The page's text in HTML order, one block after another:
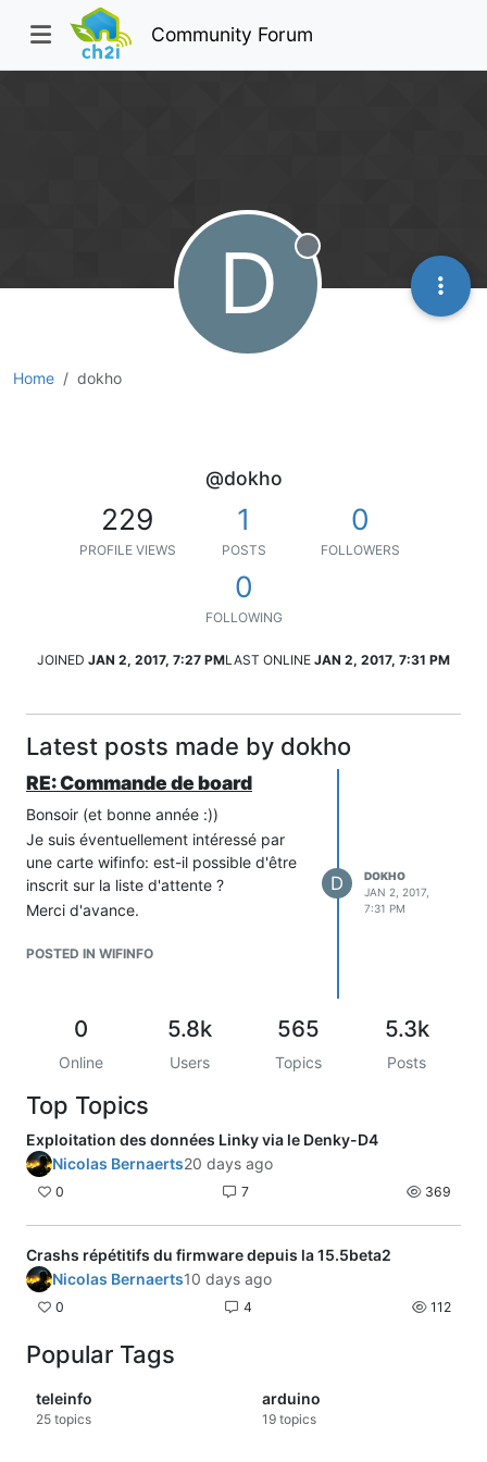
Community Forum
Home dokho
D Offline
@dokho
229
PROFILE VIEWS
1
POSTS
0
FOLLOWERS
0
FOLLOWING
JOINED JAN 2, 2017, 7:27 PMLAST ONLINE JAN 2, 2017, 7:31 PM
Latest posts made by dokho
RE: Commande de board
Bonsoir (et bonne année :))
Je suis éventuellement intéressé par
une carte wifinfo: est-il possible d'être
inscrit sur la liste d'attente ?
Merci d'avance.
POSTED IN WIFINFO
D
DOKHO
JAN 2, 2017,
7:31 PM
0
Online
5.8k
Users
565
Topics
5.3k
Posts
Top Topics
Exploitation des données Linky via le Denky-D4
Nicolas Bernaerts20 days ago
0 7 369
Crashs répétitifs du firmware depuis la 15.5beta2
Nicolas Bernaerts10 days ago
0 4 112
Popular Tags
teleinfo
25 topics
arduino
19 topics